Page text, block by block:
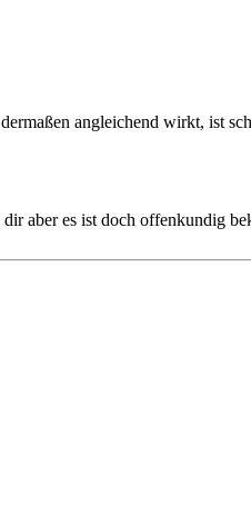
angleichend wirkt, ist
aber es ist doch offenkundig